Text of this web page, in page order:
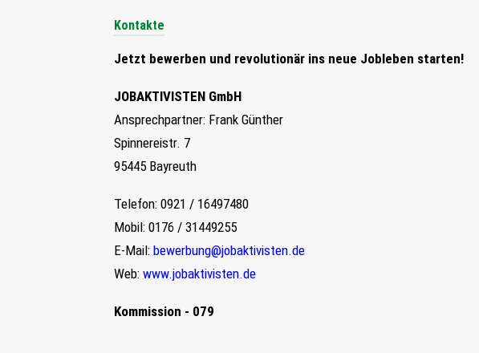
Kontakte
Jetzt bewerben und revolutionär ins neue Jobleben starten!
JOBAKTIVISTEN GmbH
Ansprechpartner: Frank Günther
Spinnereistr. 7
95445 Bayreuth
Telefon: 0921 / 16497480
Mobil: 0176 / 31449255
E-Mail: bewerbung@jobaktivisten.de
Web: www.jobaktivisten.de
Kommission - 079